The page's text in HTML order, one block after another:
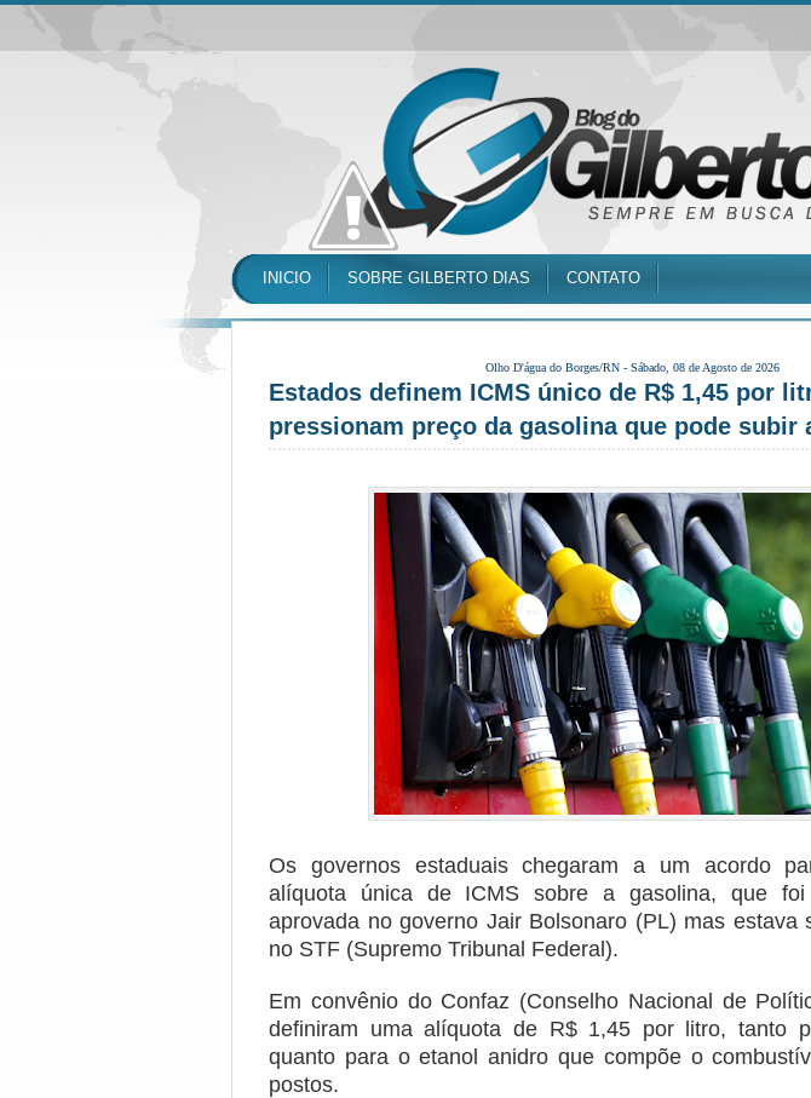
INICIO SOBRE GILBERTO DIAS CONTATO
Olho D'água do Borges/RN - Sábado, 08 de Agosto de 2026
Estados definem ICMS único de R$ 1,45 por
pressionam preço da gasolina que pode subir
Os governos estaduais chegaram a um acordo
alíquota única de ICMS sobre a gasolina, que
aprovada no governo Jair Bolsonaro (PL) mas estava
no STF (Supremo Tribunal Federal).
Em convênio do Confaz (Conselho Nacional de
definiram uma alíquota de R$ 1,45 por litro, tanto
quanto para o etanol anidro que compõe o
postos.